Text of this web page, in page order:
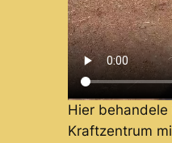
Hier behandele
Kraftzentrum